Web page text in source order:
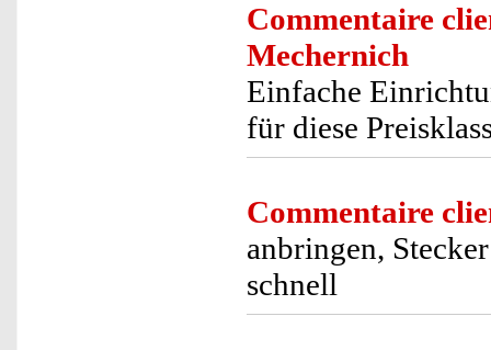
Commentaire
Mechernich
Einfache
für diese
Commentaire
anbringen,
schnell